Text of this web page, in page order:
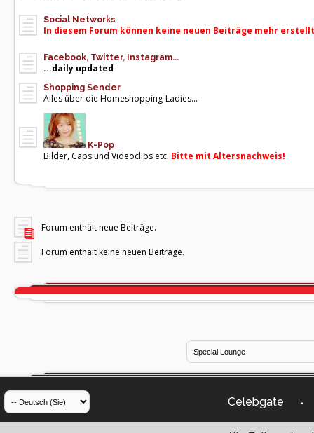
Social Networks
In diesem Forum können keine neuen Beiträge mehr
Facebook, Twitter, Instagram...
...daily updated
Shopping Sender
Alles über die Homeshopping-Ladies...
K-Pop
Bilder, Caps und Videoclips etc. Bitte mit Altersnachweis!
Forum enthält neue Beiträge.
Forum enthält keine neuen Beiträge.
Celebgate -